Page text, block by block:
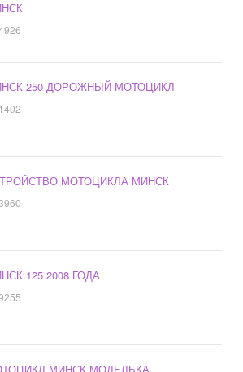
250 ДОРОЖНЫЙ МОТОЦИКЛ
МОТОЦИКЛА МИНСК
125 2008 ГОДА